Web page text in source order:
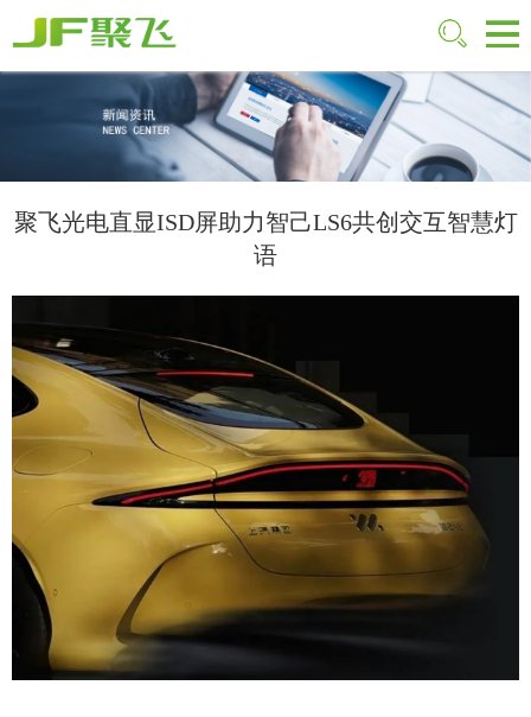
聚飞光电直显ISD屏助力智己LS6共创交互智慧灯
语